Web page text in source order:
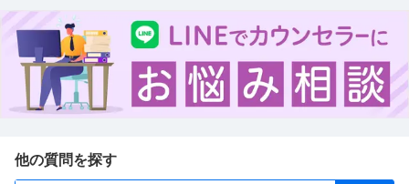
他の質問を探す